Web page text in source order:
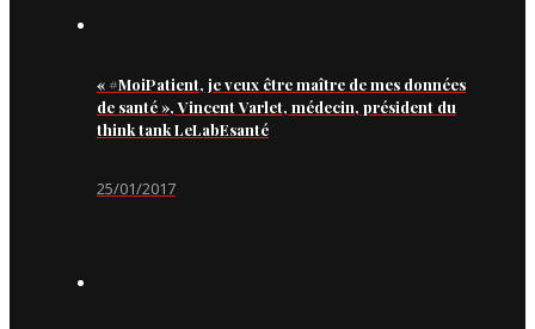
« #MoiPatient, je veux être maître de mes données
de santé », Vincent Varlet, médecin, président du
think tank LeLabEsanté
25/01/2017